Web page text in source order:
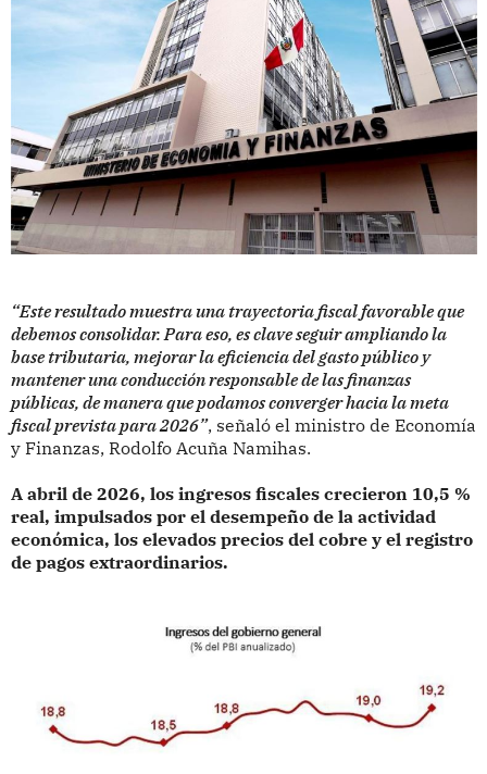
“Este resultado muestra una trayectoria fiscal favorable que
debemos consolidar. Para eso, es clave seguir ampliando la
base tributaria, mejorar la eficiencia del gasto público y
mantener una conducción responsable de las finanzas
públicas, de manera que podamos converger hacia la meta
fiscal prevista para 2026”, señaló el ministro de Economía
y Finanzas, Rodolfo Acuña Namihas.
A abril de 2026, los ingresos fiscales crecieron 10,5 %
real, impulsados por el desempeño de la actividad
económica, los elevados precios del cobre y el registro
de pagos extraordinarios.